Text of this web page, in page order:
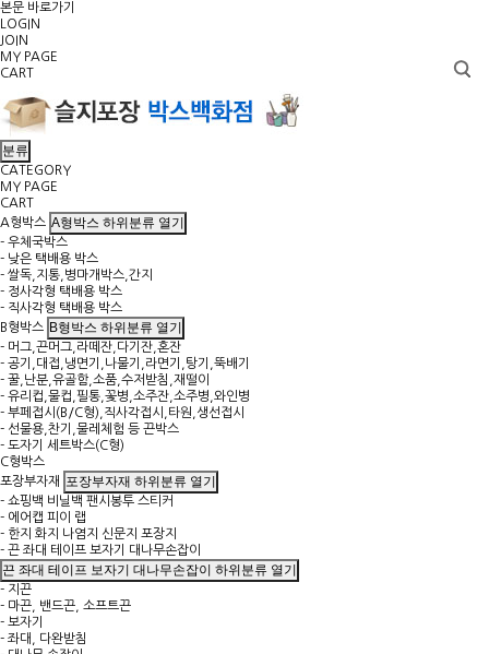
본문 바로가기
LOGIN
JOIN
MY PAGE
CART
분류
CATEGORY
MY PAGE
CART
A형박스 A형박스 하위분류 열기
- 우체국박스
- 낮은 택배용 박스
- 쌀독,지통,병마개박스,간지
- 정사각형 택배용 박스
- 직사각형 택배용 박스
B형박스 B형박스 하위분류 열기
- 머그,끈머그,라떼잔,다기잔,혼잔
- 공기,대접,냉면기,나물기,라면기,탕기,뚝배기
- 꿀,난분,유골함,소품,수저받침,재떨이
- 유리컵,물컵,필통,꽃병,소주잔,소주병,와인병
- 부페접시(B/C형),직사각접시,타원,생선접시
- 선물용,찬기,물레체험 등 끈박스
- 도자기 세트박스(C형)
C형박스
포장부자재
포장부자재 하위분류 열기
- 쇼핑백 비닐백 팬시봉투 스티커
- 에어캡 피이 랩
- 한지 화지 나염지 신문지 포장지
- 끈 좌대 테이프 보자기 대나무손잡이
끈 좌대 테이프 보자기 대나무손잡이 하위분류 열기
- 지끈
- 마끈, 밴드끈, 소프트끈
- 보자기
- 좌대, 다완받침